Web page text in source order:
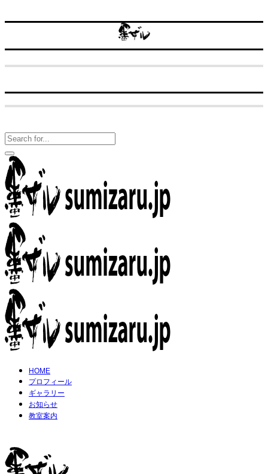
HOME
プロフィール
ギャラリー
お知らせ
教室案内